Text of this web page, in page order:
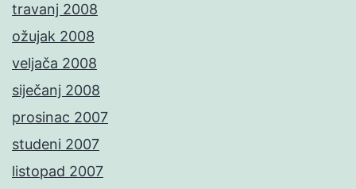
travanj 2008
ožujak 2008
veljača 2008
siječanj 2008
prosinac 2007
studeni 2007
listopad 2007